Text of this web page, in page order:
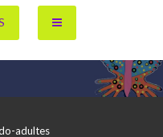
adultes